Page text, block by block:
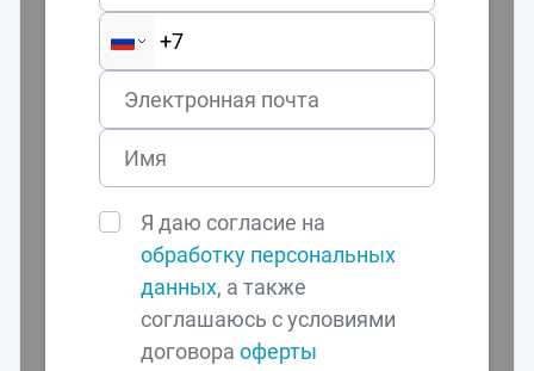
Я даю согласие на
обработку персональных
данных, а также
соглашаюсь с условиями
договораоферты